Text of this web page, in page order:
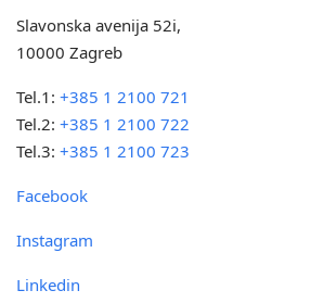
Slavonska avenija 52i,
10000 Zagreb
Tel.1:+385 1 2100 721
Tel.2:+385 1 2100 722
Tel.3:+385 1 2100 723
Facebook
Instagram
Linkedin